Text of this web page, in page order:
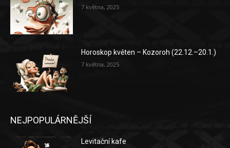
7 května, 2025
Horoskop květen – Kozoroh (22.12.–20.1.)
7 května, 2025
NEJPOPULÁRNĚJŠÍ
Levitační kafe